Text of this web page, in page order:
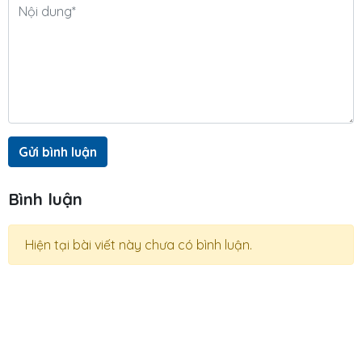
Gửi bình luận
Bình luận
Hiện tại bài viết này chưa có bình luận.